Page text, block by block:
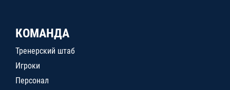
КОМАНДА
Тренерский штаб
Игроки
Персонал